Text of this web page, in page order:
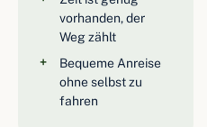
vorhanden, der
Weg zählt
Bequeme Anreise
ohne selbst zu
fahren